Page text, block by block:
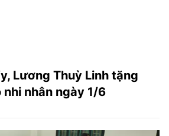
Lương Thuỳ Linh tặng
nhân ngày 1/6